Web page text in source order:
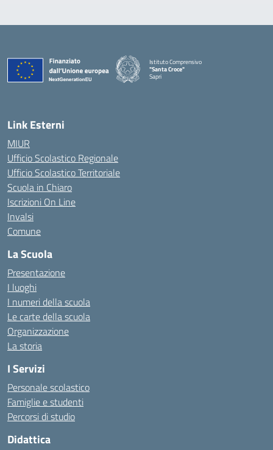
Istituto Comprensivo
"Santa Croce"
Sapri
— Visita la pagina iniziale della scuola
Link Esterni
MIUR
Ufficio Scolastico Regionale
Ufficio Scolastico Territoriale
Scuola in Chiaro
Iscrizioni On Line
Invalsi
Comune
La Scuola
Presentazione
I luoghi
I numeri della scuola
Le carte della scuola
Organizzazione
La storia
I Servizi
Personale scolastico
Famiglie e studenti
Percorsi di studio
Didattica